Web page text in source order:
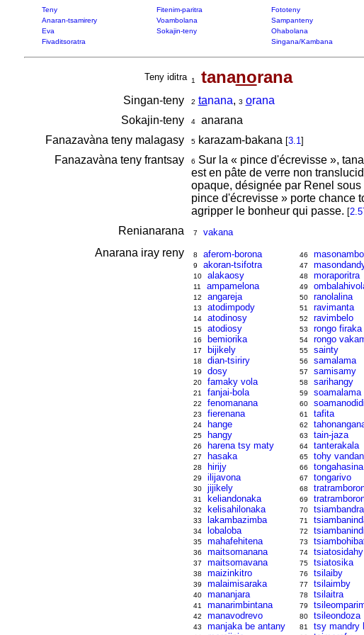
Teny Fitenim-paritra Fototeny
Anaran-tsamirery
Voambolana Sampanteny
Eva
Sokajin-teny Ohabolana
Fivaditsoratra
Singana/Kambana
Teny iditra 1 tananorana
Singan-teny 2 tanana, 3 orana
Sokajin-teny
4anarana
Fanazavàna teny malagasy
5karazam-bakana [3.1]
Fanazavàna teny frantsay 6 Sur la « pince d'écrevisse »,
est en pâte de verre non
opaque, désignée par Renel sous
pince d'écrevisse » porte chance
agripper le bonheur qui passe. [
Renianarana 7 vakana
Anarana iray reny 8 aferom-borona
9 akoran-tsifotra
10 alakaosy
11 ampamelona
12 angareja
13 atodimpody
14 atodinosy
15 atodiosy
16 bemiorika
17 bijikely
18 dian-tsiriry
19 dosy
20 famaky vola
21 fanjai-bola
22 fenomanana
23 fierenana
24 hange
25 hangy
26 harena tsy maty
27 hasaka
28 hirijy
29 ilijavona
30 jijikely
31 keliandonaka
32 kelisahilonaka
33 lakambazimba
34 lobaloba
35 mahafehitena
36 maitsomanana
37 maitsomavana
38 maizinkitro
39 malaimisaraka
40 mananjara
41 manarimbintana
42 manavodrevo
43 manjaka be antany
46
47
48 moraporitra
49
50 ranolalina
51 ravimanta
52 ravimbelo
53 rongo firaka
54 rongo
55 sainty
56 samalama
57 samisamy
58 sarihangy
59 soamalama
60
61 tafita
62
63 tain-jaza
64 tanterakala
65 tohy
66 tongahasina
67 tongarivo
68
69
70
71
72
73
74 tsiatosidahy
75 tsiatosika
76 tsilaiby
77 tsilaimby
78 tsilaitra
79
80 tsileondoza
81 tsy mandry